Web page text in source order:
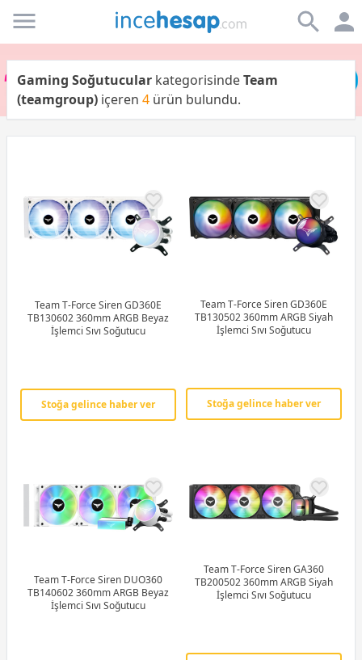
Incehesap
Gaming Soğutucular kategorisindeTeam
(teamgroup) içeren 4 ürün bulundu.
Team T-Force Siren GD360E
TB130602 360mm ARGB Beyaz
İşlemci Sıvı Soğutucu
Stoğa gelince haber ver
Team T-Force Siren GD360E
TB130502 360mm ARGB Siyah
İşlemci Sıvı Soğutucu
Stoğa gelince haber ver
Team T-Force Siren DUO360
TB140602 360mm ARGB Beyaz
İşlemci Sıvı Soğutucu
Team T-Force Siren GA360
TB200502 360mm ARGB Siyah
İşlemci Sıvı Soğutucu